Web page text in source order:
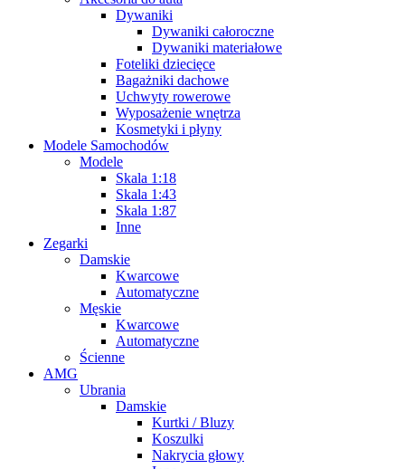
Dywaniki
Dywaniki całoroczne
Dywaniki materiałowe
Foteliki dziecięce
Bagażniki dachowe
Uchwyty rowerowe
Wyposażenie wnętrza
Kosmetyki i płyny
Modele Samochodów
Modele
Skala 1:18
Skala 1:43
Skala 1:87
Inne
Zegarki
Damskie
Kwarcowe
Automatyczne
Męskie
Kwarcowe
Automatyczne
Ścienne
AMG
Ubrania
Damskie
Kurtki / Bluzy
Koszulki
Nakrycia głowy